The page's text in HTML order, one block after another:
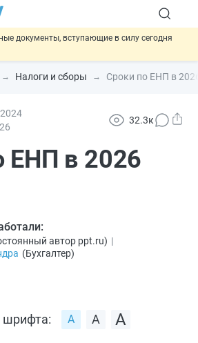
документы, вступающие в силу сегодня
продажи опасных товаров через
ошибок в документах предлагают
Налоги и сборы Сроки по ЕНП в
2024
32.3к
ЕНП в 2026
автор ppt.ru) |
(Бухгалтер)
шрифта: